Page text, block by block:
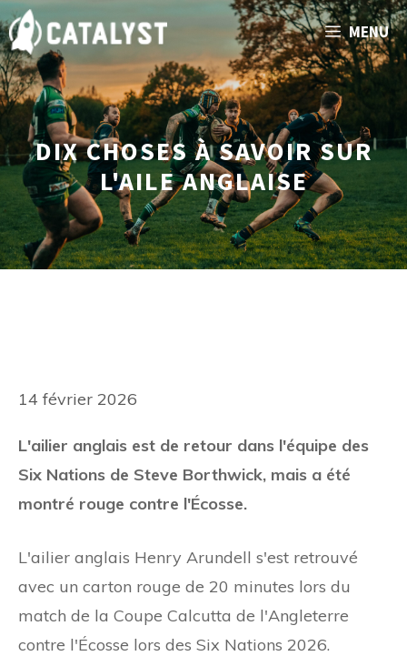
Aller
au
contenu
MENU
DIX CHOSES À SAVOIR SUR
L'AILE ANGLAISE
14 février 2026
L'ailier anglais est de retour dans l'équipe des
Six Nations de Steve Borthwick, mais a été
montré rouge contre l'Écosse.
L'ailier anglais Henry Arundell s'est retrouvé
avec un carton rouge de 20 minutes lors du
match de la Coupe Calcutta de l'Angleterre
contre l'Écosse lors des Six Nations 2026.